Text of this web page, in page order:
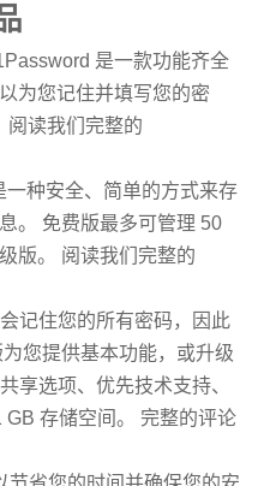
是一款功能齐全
为您记住并填写您的密
阅读我们完整的
一种安全、简单的方式来存
。 免费版最多可管理 50
版。 阅读我们完整的
记住您的所有密码，因此
您提供基本功能，或升级
享选项、优先技术支持、
GB 存储空间。 完整的评论